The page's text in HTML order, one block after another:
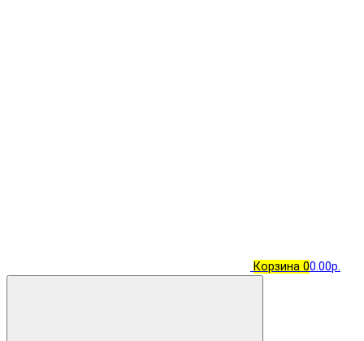
Корзина 00.00р.